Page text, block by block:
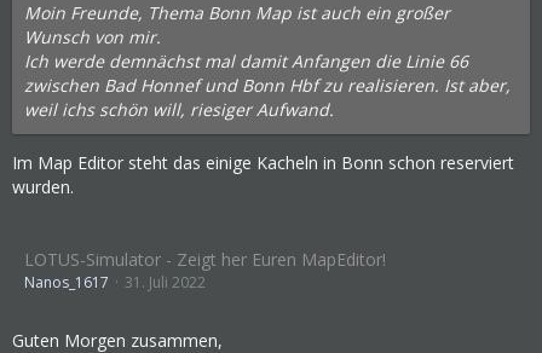
Moin Freunde, Thema Bonn Map ist auch ein großer
Wunsch von mir.
Ich werde demnächst mal damit Anfangen die Linie 66
zwischen Bad Honnef und Bonn Hbf zu realisieren. Ist aber,
weil ichs schön will, riesiger Aufwand.
Im Map Editor steht das einige Kacheln in Bonn schon reserviert
wurden.
LOTUS-Simulator - Zeigt her Euren MapEditor!
Nanos_1617 31. Juli 2022
Guten Morgen zusammen,